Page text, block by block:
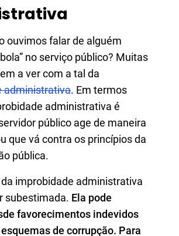
ouvimos falar de alguém
no serviço público? Muitas
a ver com a tal da
administrativa. Em termos
administrativa é
público age de maneira
que vá contra os princípios da
pública.
improbidade administrativa
subestimada. Ela pode
favorecimentos indevidos
de corrupção. Para